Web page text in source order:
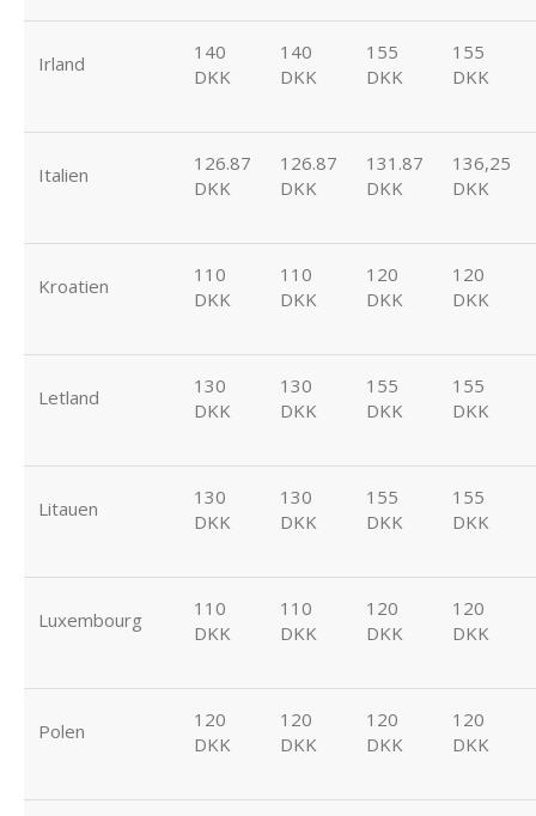
Irland
140
DKK
140
DKK
155
DKK
155
DKK
Italien
126.87
DKK
126.87
DKK
131.87
DKK
136,25
DKK
Kroatien
110
DKK
110
DKK
120
DKK
120
DKK
Letland
130
DKK
130
DKK
155
DKK
155
DKK
Litauen
130
DKK
130
DKK
155
DKK
155
DKK
Luxembourg
110
DKK
110
DKK
120
DKK
120
DKK
Polen
120
DKK
120
DKK
120
DKK
120
DKK